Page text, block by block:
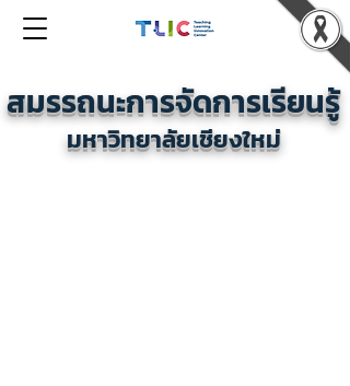
สมรรถนะการจัดการเรียนรู้
มหาวิทยาลัยเชียงใหม่